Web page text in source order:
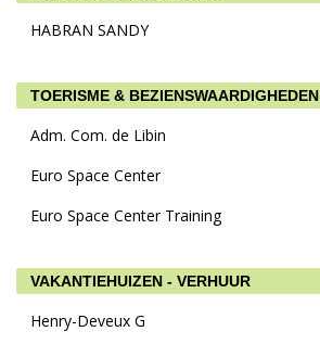
HABRAN SANDY
TOERISME & BEZIENSWAARDIGHEDEN
Adm. Com. de Libin
Euro Space Center
Euro Space Center Training
VAKANTIEHUIZEN - VERHUUR
Henry-Deveux G